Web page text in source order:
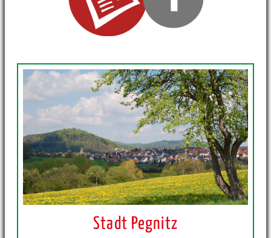
Stadt Pegnitz